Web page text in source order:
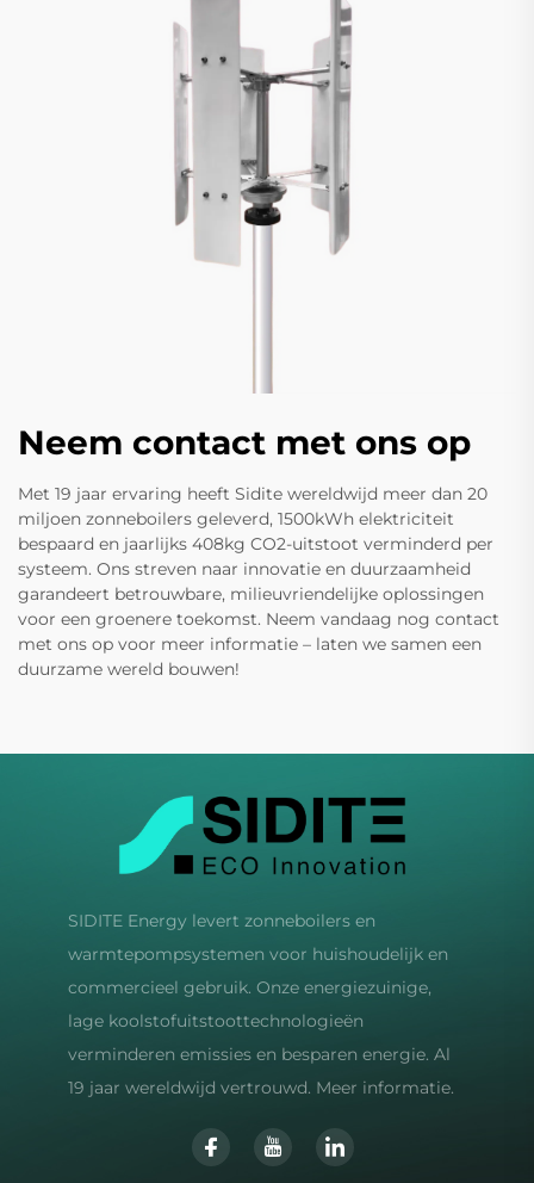
Neem contact met ons op
Met 19 jaar ervaring heeft Sidite wereldwijd meer dan 20
miljoen zonneboilers geleverd, 1500kWh elektriciteit
bespaard en jaarlijks 408kg CO2-uitstoot verminderd per
systeem. Ons streven naar innovatie en duurzaamheid
garandeert betrouwbare, milieuvriendelijke oplossingen
voor een groenere toekomst. Neem vandaag nog contact
met ons op voor meer informatie – laten we samen een
duurzame wereld bouwen!
SIDITE Energy levert zonneboilers en
warmtepompsystemen voor huishoudelijk en
commercieel gebruik. Onze energiezuinige,
lage koolstofuitstoottechnologieën
verminderen emissies en besparen energie. Al
19 jaar wereldwijd vertrouwd. Meer informatie.